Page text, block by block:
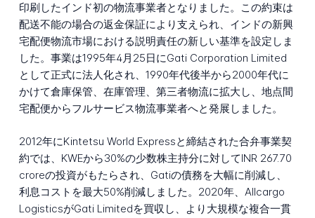
印刷したインド初の物流事業者となりました。この約束は
配送不能の場合の返金保証により支えられ、インドの新興
宅配便物流市場における説明責任の新しい基準を設定しま
した。事業は1995年4月25日にGati Corporation Limited
として正式に法人化され、1990年代後半から2000年代に
かけて倉庫保管、在庫管理、第三者物流に拡大し、地点間
宅配便からフルサービス物流事業者へと発展しました。
2012年にKintetsu World Expressと締結された合弁事業契
約では、KWEから30%の少数株主持分に対してINR 267.70
croreの投資がもたらされ、Gatiの債務を大幅に削減し、
利息コストを最大50%削減しました。2020年、Allcargo
LogisticsがGati Limitedを買収し、より大規模な複合一貫